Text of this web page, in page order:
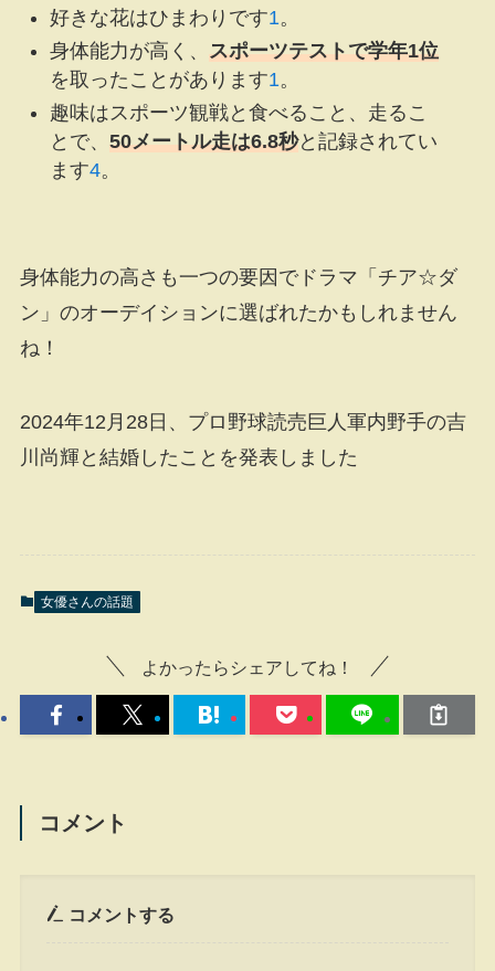
好きな花はひまわりです1。
身体能力が高く、 スポーツテストで学年1位
を取ったことがあります1。
趣味はスポーツ観戦と食べること、走るこ
とで、 50メートル走は6.8秒と記録されてい
ます4。
身体能力の高さも一つの要因でドラマ「チア☆ダ
ン」のオーデイションに選ばれたかもしれません
ね！
2024年12月28日、プロ野球読売巨人軍内野手の吉
川尚輝と結婚したことを発表しました
女優さんの話題
よかったらシェアしてね！
コメント
コメントする